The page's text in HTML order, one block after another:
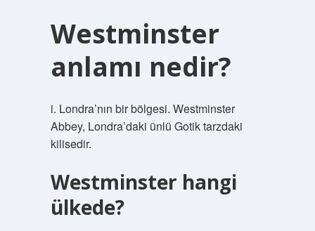
Westminster
anlamı nedir?
i. Londra’nın bir bölgesi. Westminster
Abbey, Londra’daki ünlü Gotik tarzdaki
kilisedir.
Westminster hangi
ülkede?